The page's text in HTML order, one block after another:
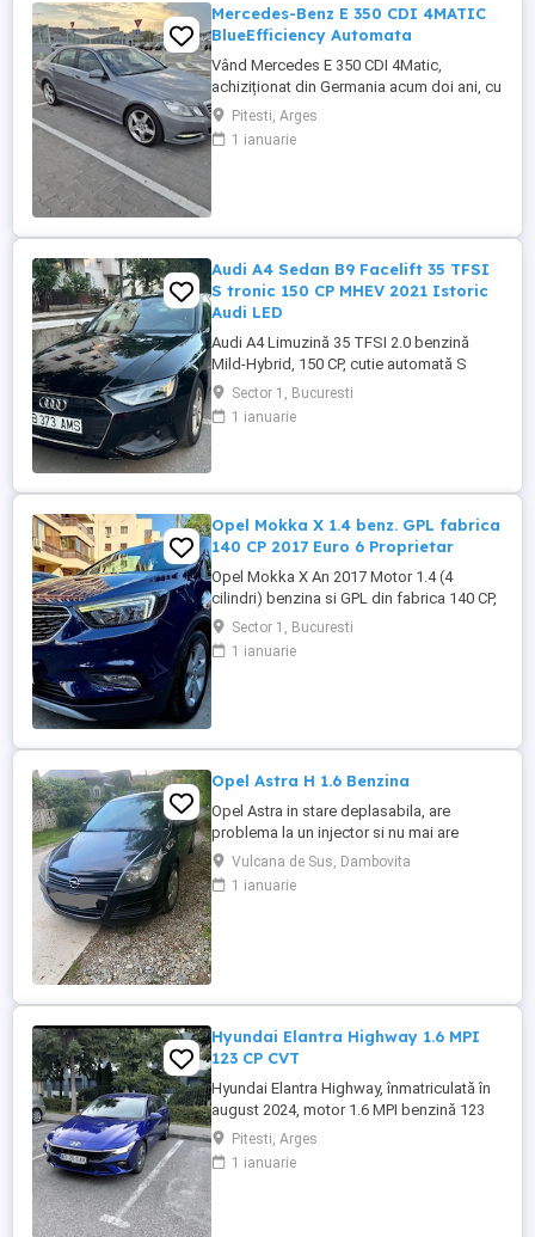
Mercedes-Benz E 350 CDI 4MATIC
BlueEfficiency Automata
Vând Mercedes E 350 CDI 4Matic,
achiziționat din Germania acum doi ani, cu
istoric complet și verificabil. Mașina
provine de la al doilea proprietar, care a
deținut-o 11 ani și a întreținut-o exclusiv la
Pitesti, Arges
1 ianuarie
Audi A4 Sedan B9 Facelift 35 TFSI
S tronic 150 CP MHEV 2021 Istoric
Audi LED
Audi A4 Limuzină 35 TFSI 2.0 benzină
Mild-Hybrid, 150 CP, cutie automată S
tronic, an fabricație 2021, model 2022,
adusa recent din Olanda. Mașină bine
întreținută, cu istoric complet de service și
verificare CarVertical ...
Sector 1, Bucuresti
1 ianuarie
Opel Mokka X 1.4 benz. GPL fabrica
140 CP 2017 Euro 6 Proprietar
Opel Mokka X An 2017 Motor 1.4 (4
cilindri) benzina si GPL din fabrica 140 CP,
cutie manuala 6 trepte, distributie lant,
Rulaj 182.550 km reali, certificati, carte
service completa, adusa in decembrie
Sector 1, Bucuresti
1 ianuarie
Opel Astra H 1.6 Benzina
Opel Astra in stare deplasabila, are
problema la un injector si nu mai are
putere dar se poate deplasa, pretul este
negociabil la fata locului, masina are si
instalație Gpl omologată.
Vulcana de Sus, Dambovita
1 ianuarie
Hyundai Elantra Highway 1.6 MPI
123 CP CVT
Hyundai Elantra Highway, înmatriculată în
august 2024, motor 1.6 MPI benzină 123
CP, cutie automată CVT, cu doar 8.600 km.
Mașina este în stare tehnică excelentă,
foarte puțin rulată și încă în garanție.
Pitesti, Arges
1 ianuarie